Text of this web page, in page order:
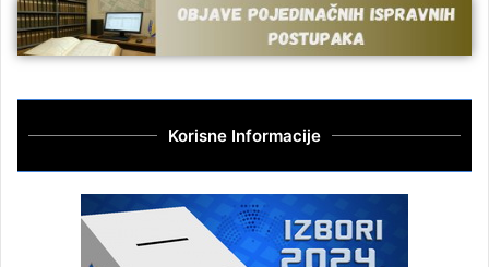
Korisne Informacije